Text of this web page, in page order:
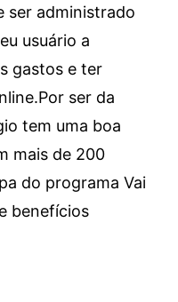
ser administrado
usuário a
gastos e ter
Por ser da
tem uma boa
mais de 200
do programa Vai
benefícios